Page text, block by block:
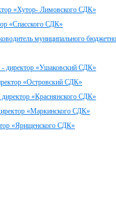
«Хутор- Лимовского СДК»
«Спасского СДК»
муниципального
- директор «Ушаковский СДК»
«Островский СДК»
«Краснянского СДК»
«Маркинского СДК»
«Ярищенского СДК»